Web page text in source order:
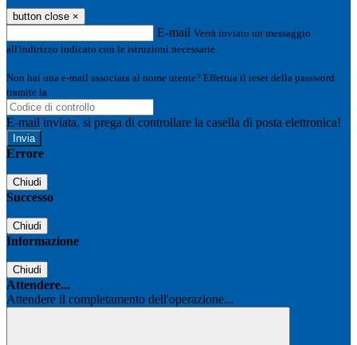
button close ×
E-mail Verrà inviato un messaggio
all'indirizzo indicato con le istruzioni necessarie.
Non hai una e-mail associata al nome utente? Effettua il reset della password
tramite la
E-mail inviata, si prega di controllare la casella di posta elettronica!
Errore
Chiudi
Successo
Chiudi
Informazione
Chiudi
Attendere...
Attendere il completamento dell'operazione...